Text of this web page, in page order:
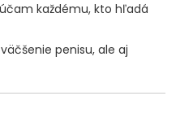
každému, kto hľadá
penisu, ale aj